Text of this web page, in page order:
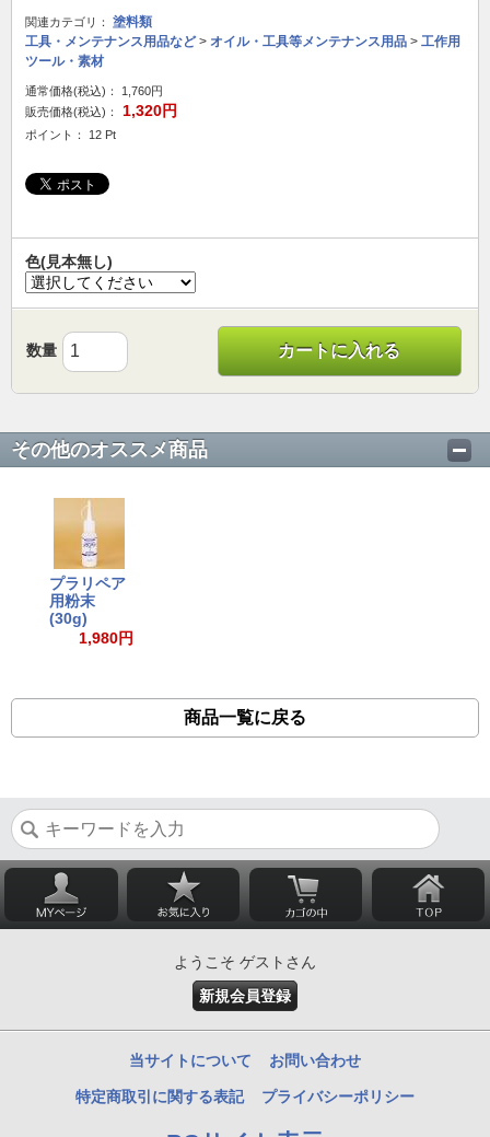
関連カテゴリ：
塗料類
工具・メンテナンス用品など> オイル・工具等メンテナンス用品 > 工作用
ツール・素材
通常価格(税込)：
1,760円
販売価格(税込)：
1,320円
ポイント： 12 Pt
色(見本無し)
数量 カートに入れる
その他のオススメ商品
プラリペア
用粉末
(30g)
1,980円
商品一覧に戻る
ようこそ ゲストさん
新規会員登録
当サイトについて お問い合わせ
特定商取引に関する表記 プライバシーポリシー